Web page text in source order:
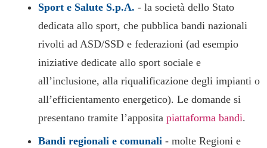
Sport e Salute S.p.A. - la società dello Stato
dedicata allo sport, che pubblica bandi nazionali
rivolti ad ASD/SSD e federazioni (ad esempio
iniziative dedicate allo sport sociale e
all’inclusione, alla riqualificazione degli impianti o
all’efficientamento energetico). Le domande si
presentano tramite l’apposita piattaforma bandi.
Bandi regionali e comunali - molte Regioni e